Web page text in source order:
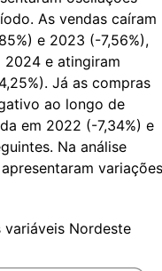
As vendas caíram
e 2023 (-7,56%),
2024 e atingiram
Já as compras
ao longo de
em 2022 (-7,34%) e
Na análise
variações
Nordeste